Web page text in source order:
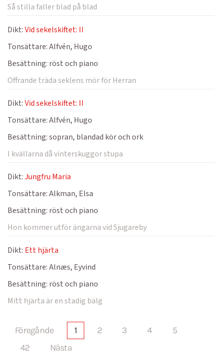
Så stilla faller blad på blad
Dikt:Vid sekelskiftet: II
Tonsättare:Alfvén, Hugo
Besättning: röst och piano
Offrande träda seklens mör för Herran
Dikt:Vid sekelskiftet: II
Tonsättare:Alfvén, Hugo
Besättning:sopran, blandad kör och ork
I kvällarna då vinterskuggor stupa
Dikt:Jungfru Maria
Tonsättare:Alkman, Elsa
Besättning: röst och piano
Hon kommer utför ängarna vid Sjugareby
Dikt: Ett hjärta
Tonsättare:Alnæs, Eyvind
Besättning: röst och piano
Mitt hjärta är en stadig bälg
Föregånde 1 2 3 4
5
42
Nästa